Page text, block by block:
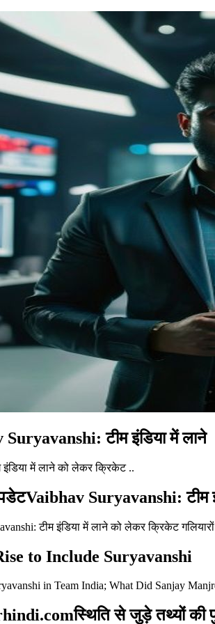
टीम इंडिया में लाने
इंडिया में लाने को लेकर क्रिकेट ..
Suryavanshi: टीम
टीम इंडिया में लाने को लेकर क्रिकेट
to Include Suryavanshi
in Team India; What Did Sanjay
से जुड़े तथ्यों की